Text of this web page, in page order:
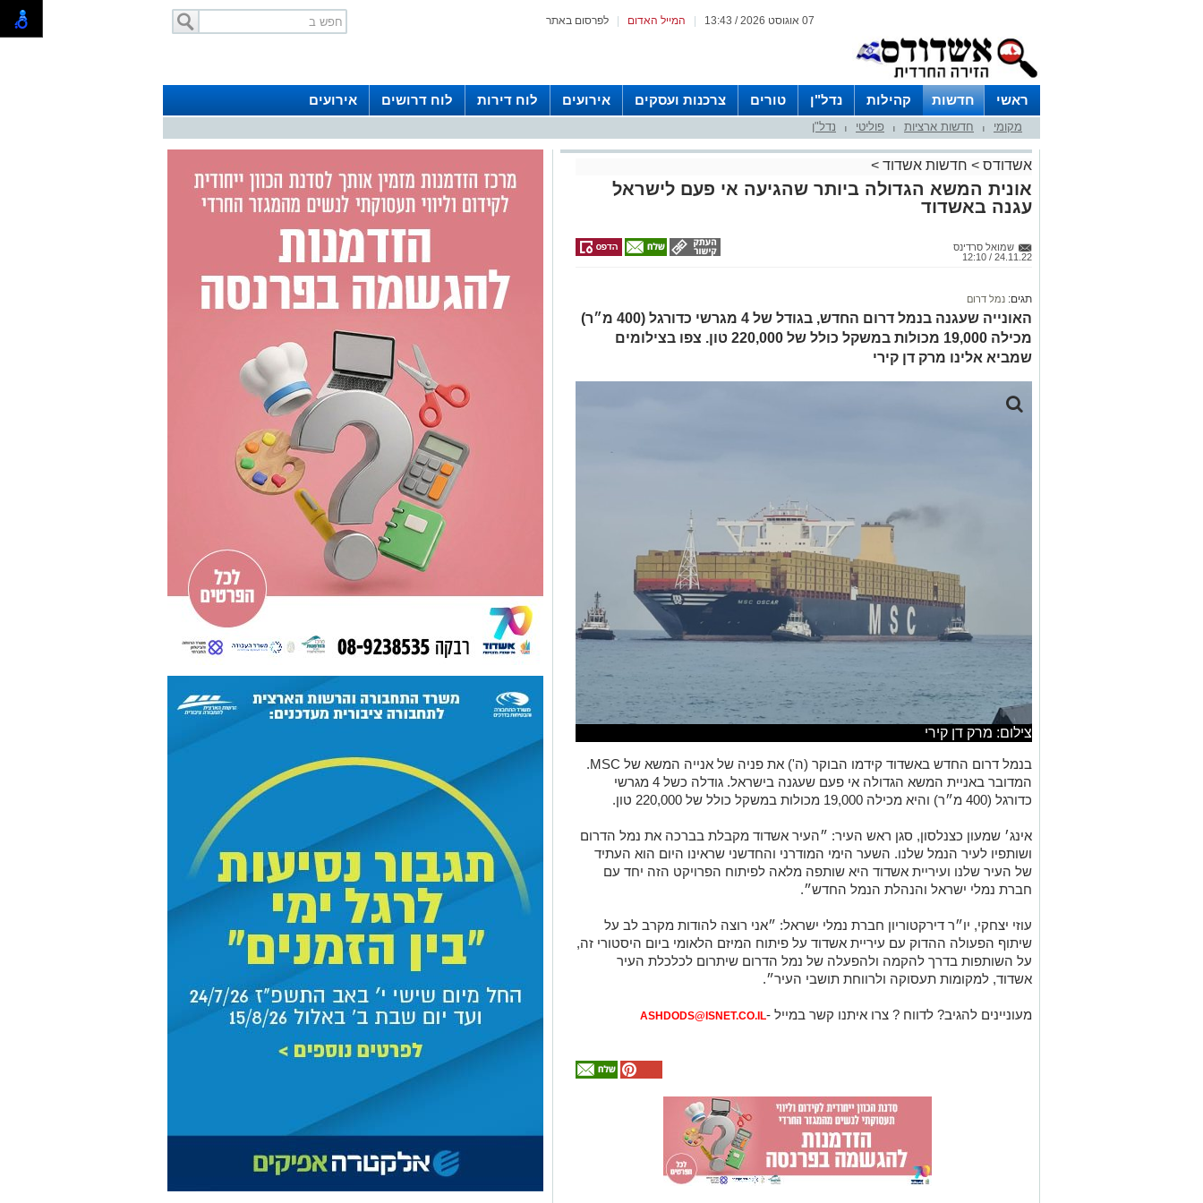
לפרסום באתר המייל האדום 07 אוגוסט 2026 / 13:43
ראשי חדשות קהילות נדל"ן טורים צרכנות ועסקים אירועים לוח דירות לוח דרושים אירועים
מקומי חדשות ארציות פוליטי נדל"ן
אשדודס > חדשות אשדוד >
אונית המשא הגדולה ביותר שהגיעה אי פעם לישראל
עגנה באשדוד
שמואל סרדינס
24.11.22 / 12:10
תגים: נמל דרום
האונייה שעגנה בנמל דרום החדש, בגודל של 4 מגרשי כדורגל (400 מ״ר)
מכילה 19,000 מכולות במשקל כולל של 220,000 טון. צפו בצילומים
שמביא אלינו מרק דן קירי
צילום: מרק דן קירי
בנמל דרום החדש באשדוד קידמו הבוקר (ה') את פניה של אנייה המשא של MSC.
המדובר באניית המשא הגדולה אי פעם שעגנה בישראל. גודלה כשל 4 מגרשי
כדורגל (400 מ״ר) והיא מכילה 19,000 מכולות במשקל כולל של 220,000 טון.
אינג׳ שמעון כצנלסון, סגן ראש העיר: ״העיר אשדוד מקבלת בברכה את נמל הדרום
ושותפיו לעיר הנמל שלנו. השער הימי המודרני והחדשני שראינו היום הוא העתיד
של העיר שלנו ועיריית אשדוד היא שותפה מלאה לפיתוח הפרויקט הזה יחד עם
חברת נמלי ישראל והנהלת הנמל החדש״.
עוזי יצחקי, יו״ר דירקטוריון חברת נמלי ישראל: ״אני רוצה להודות מקרב לב על
שיתוף הפעולה ההדוק עם עיריית אשדוד על פיתוח המיזם הלאומי ביום היסטורי זה,
על השותפות בדרך להקמה ולהפעלה של נמל הדרום שיתרום לכלכלת העיר
אשדוד, למקומות תעסוקה ולרווחת תושבי העיר״.
מעוניינים להגיב? לדווח ? צרו איתנו קשר במייל -ASHDODS@ISNET.CO.IL
מחפשים לקנות
עורך דין דותן
מכרז הדירות